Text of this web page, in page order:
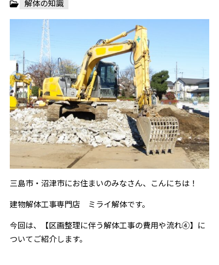
解体の知識
三島市・沼津市にお住まいのみなさん、こんにちは！
建物解体工事専門店 ミライ解体です。
今回は、【区画整理に伴う解体工事の費用や流れ④】に
ついてご紹介します。